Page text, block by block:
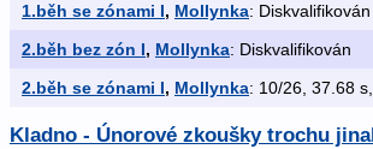
1.běh se zónami I, Mollynka: Diskvalifikován
2.běh bez zón I, Mollynka: Diskvalifikován
2.běh se zónami I, Mollynka: 10/26, 37.68
Kladno - Únorové zkoušky trochu